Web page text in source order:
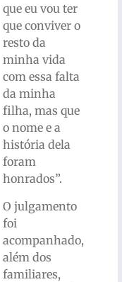
que eu vou ter
que conviver o
resto da
minha vida
com essa falta
da minha
filha, mas que
o nome e a
história dela
foram
honrados”.
O julgamento
foi
acompanhado,
além dos
familiares,